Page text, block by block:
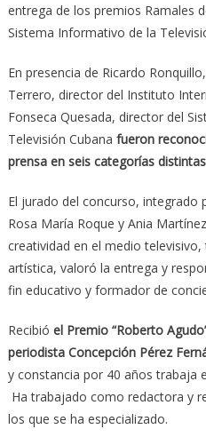
entrega de los premios Ramales
Sistema Informativo de la
En presencia de Ricardo
Terrero, director del Instituto
Fonseca Quesada, director del
Televisión Cubana fueron
prensa en seis categorías
El jurado del concurso, integrado
Rosa María Roque y Ania
creatividad en el medio
artística, valoró la entrega y
fin educativo y formador de
Recibió el Premio “Roberto
periodista Concepción Pérez
y constancia por 40 años trabaja
Ha trabajado como redactora y
los que se ha especializado.